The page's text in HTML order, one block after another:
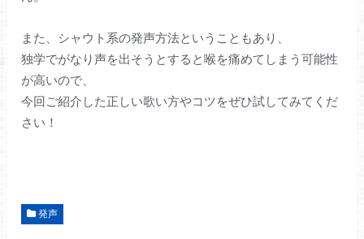
また、シャウト系の発声方法ということもあり、
独学でがなり声を出そうとすると喉を痛めてしまう可能性
が高いので、
今回ご紹介した正しい歌い方やコツをぜひ試してみてくだ
さい！
発声